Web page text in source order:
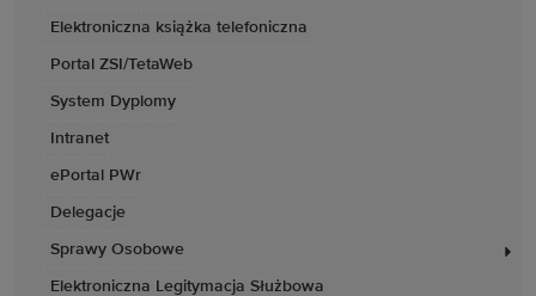
Elektroniczna książka telefoniczna
Portal ZSI/TetaWeb
System Dyplomy
Intranet
ePortal PWr
Delegacje
Sprawy Osobowe
Elektroniczna Legitymacja Służbowa